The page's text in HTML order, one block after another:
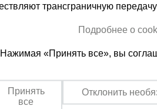
200-25-90
звонок
трансграничную
Подробнее о
Нажимая «Принять все», вы
Принять
все
Отклонить